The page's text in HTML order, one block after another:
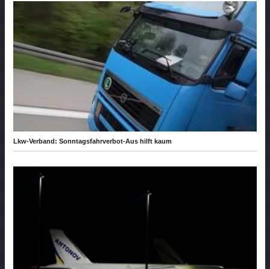
Lkw-Verband: Sonntagsfahrverbot-Aus hilft kaum